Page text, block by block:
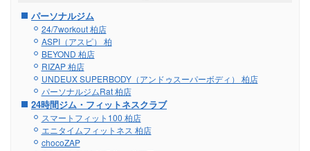
パーソナルジム
24/7workout 柏店
ASPI（アスピ） 柏
BEYOND 柏店
RIZAP 柏店
UNDEUX SUPERBODY（アンドゥスーパーボディ） 柏店
パーソナルジムRat 柏店
24時間ジム・フィットネスクラブ
スマートフィット100 柏店
エニタイムフィットネス 柏店
chocoZAP